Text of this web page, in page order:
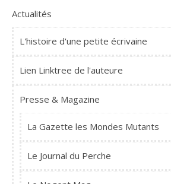
Actualités
L'histoire d'une petite écrivaine
Lien Linktree de l'auteure
Presse & Magazine
La Gazette les Mondes Mutants
Le Journal du Perche